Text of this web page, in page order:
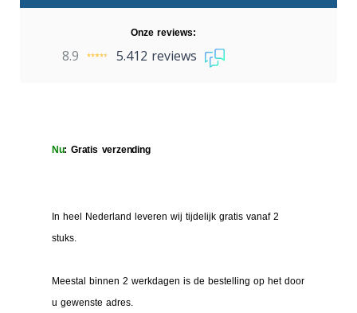
Onze reviews:
8.9 5.412 reviews
Nu: Gratis verzending
In heel Nederland leveren wij tijdelijk gratis vanaf 2
stuks.
Meestal binnen 2 werkdagen is de bestelling op het door
u gewenste adres.